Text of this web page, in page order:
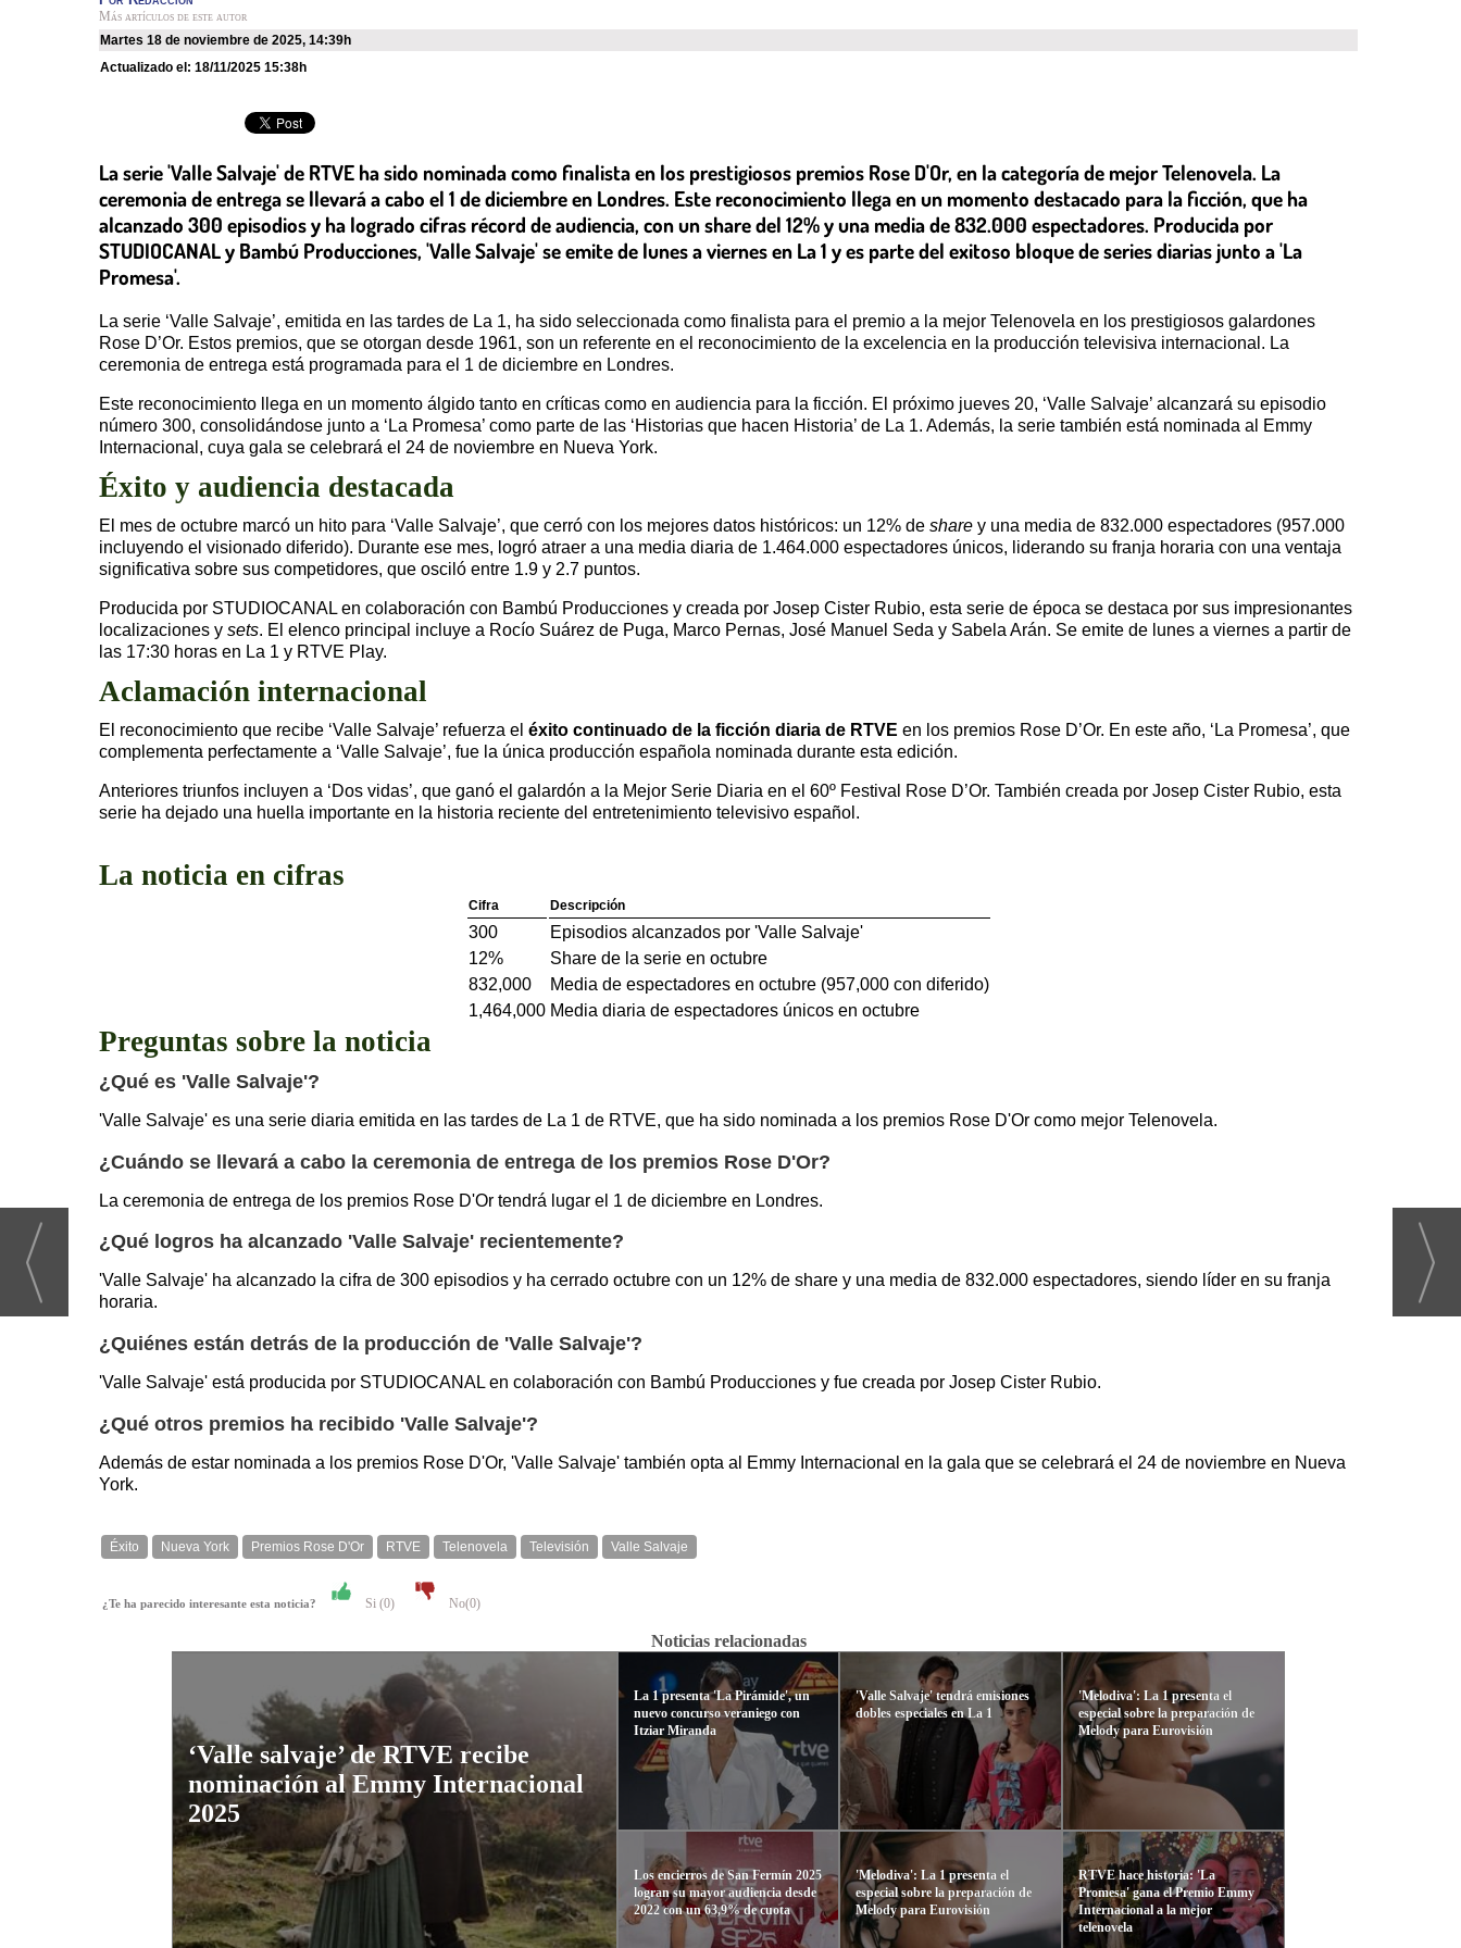
Más artículos de este autor
martes 18 de noviembre de 2025, 14:39h
Actualizado el: 18/11/2025 15:38h
La serie 'Valle Salvaje' de RTVE ha sido nominada como finalista en los prestigiosos premios Rose D'Or, en la categoría de mejor Telenovela. La
ceremonia de entrega se llevará a cabo el 1 de diciembre en Londres. Este reconocimiento llega en un momento destacado para la ficción, que ha
alcanzado 300 episodios y ha logrado cifras récord de audiencia, con un share del 12% y una media de 832.000 espectadores. Producida por
STUDIOCANAL y Bambú Producciones, 'Valle Salvaje' se emite de lunes a viernes en La 1 y es parte del exitoso bloque de series diarias junto a 'La
Promesa'.
La serie ‘Valle Salvaje’, emitida en las tardes de La 1, ha sido seleccionada como finalista para el premio a la mejor Telenovela en los prestigiosos galardones
Rose D’Or. Estos premios, que se otorgan desde 1961, son un referente en el reconocimiento de la excelencia en la producción televisiva internacional. La
ceremonia de entrega está programada para el 1 de diciembre en Londres.
Este reconocimiento llega en un momento álgido tanto en críticas como en audiencia para la ficción. El próximo jueves 20, ‘Valle Salvaje’ alcanzará su episodio
número 300, consolidándose junto a ‘La Promesa’ como parte de las ‘Historias que hacen Historia’ de La 1. Además, la serie también está nominada al Emmy
Internacional, cuya gala se celebrará el 24 de noviembre en Nueva York.
Éxito y audiencia destacada
El mes de octubre marcó un hito para ‘Valle Salvaje’, que cerró con los mejores datos históricos: un 12% de share y una media de 832.000 espectadores (957.000
incluyendo el visionado diferido). Durante ese mes, logró atraer a una media diaria de 1.464.000 espectadores únicos, liderando su franja horaria con una ventaja
significativa sobre sus competidores, que osciló entre 1.9 y 2.7 puntos.
Producida por STUDIOCANAL en colaboración con Bambú Producciones y creada por Josep Cister Rubio, esta serie de época se destaca por sus impresionantes
localizaciones y sets. El elenco principal incluye a Rocío Suárez de Puga, Marco Pernas, José Manuel Seda y Sabela Arán. Se emite de lunes a viernes a partir de
las 17:30 horas en La 1 y RTVE Play.
Aclamación internacional
El reconocimiento que recibe ‘Valle Salvaje’ refuerza el éxito continuado de la ficción diaria de RTVE en los premios Rose D’Or. En este año, ‘La Promesa’, que
complementa perfectamente a ‘Valle Salvaje’, fue la única producción española nominada durante esta edición.
Anteriores triunfos incluyen a ‘Dos vidas’, que ganó el galardón a la Mejor Serie Diaria en el 60º Festival Rose D’Or. También creada por Josep Cister Rubio, esta
serie ha dejado una huella importante en la historia reciente del entretenimiento televisivo español.
La noticia en cifras
Cifra Descripción
300
Episodios alcanzados por 'Valle Salvaje'
12%
Share de la serie en octubre
832,000
Media de espectadores en octubre (957,000 con diferido)
1,464,000 Media diaria de espectadores únicos en octubre
Preguntas sobre la noticia
¿Qué es 'Valle Salvaje'?
'Valle Salvaje' es una serie diaria emitida en las tardes de La 1 de RTVE, que ha sido nominada a los premios Rose D'Or como mejor Telenovela.
¿Cuándo se llevará a cabo la ceremonia de entrega de los premios Rose D'Or?
La ceremonia de entrega de los premios Rose D'Or tendrá lugar el 1 de diciembre en Londres.
¿Qué logros ha alcanzado 'Valle Salvaje' recientemente?
'Valle Salvaje' ha alcanzado la cifra de 300 episodios y ha cerrado octubre con un 12% de share y una media de 832.000 espectadores, siendo líder en su franja
horaria.
¿Quiénes están detrás de la producción de 'Valle Salvaje'?
'Valle Salvaje' está producida por STUDIOCANAL en colaboración con Bambú Producciones y fue creada por Josep Cister Rubio.
¿Qué otros premios ha recibido 'Valle Salvaje'?
Además de estar nominada a los premios Rose D'Or, 'Valle Salvaje' también opta al Emmy Internacional en la gala que se celebrará el 24 de noviembre en Nueva
York.
Éxito Nueva York Premios Rose D'Or RTVE Telenovela Televisión Valle Salvaje
¿Te ha parecido interesante esta noticia? Si (0) No(0)
Noticias relacionadas
‘Valle salvaje’ de RTVE recibe
nominación al Emmy Internacional
2025
La 1 presenta 'La Pirámide', un
nuevo concurso veraniego con
Itziar Miranda
Los encierros de San Fermín 2025
logran su mayor audiencia desde
2022 con un 63,9% de cuota
'Valle Salvaje' tendrá emisiones
dobles especiales en La 1
'Melodiva': La 1 presenta el
especial sobre la preparación de
Melody para Eurovisión
'Melodiva': La 1 presenta el
especial sobre la preparación de
Melody para Eurovisión
RTVE hace historia: 'La
Promesa' gana el Premio Emmy
Internacional a la mejor
telenovela